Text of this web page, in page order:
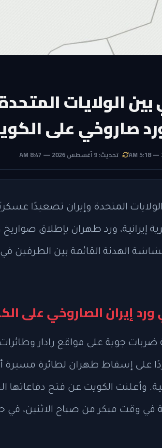
الولايات
صاروخي على
تحديث: 9 أغسطس 2026 — 8:47 AM
المتحدة وإيران تصعيدًا
إيرانية، ورد طهران بإطلاق
الهدنة القائمة بين الطرفين
إيران الصاروخي على
ضربات جوية على مواقع رادار
وأعلنت الكويت عن فتح دفاعاتها
في وقت مبكر من صباح الاثنين،